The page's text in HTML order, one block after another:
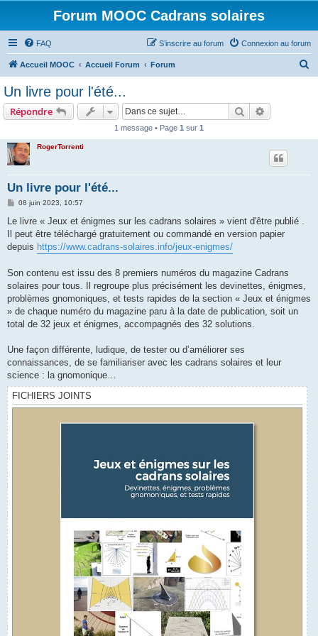
Forum MOOC Cadrans solaires
FAQ Connexion au forum
S’inscrire au forum
Accueil MOOC Accueil Forum Forum
Un livre pour l'été...
Répondre Rechercher
1 message • Page 1 sur 1
RogerTorrenti
Un livre pour l'été...
M
s
a
g
e
08 juin 2023, 10:57
Le livre « Jeux et énigmes sur les cadrans solaires » vient d'être publié .
Il peut être téléchargé gratuitement ou commandé en version papier
depuis https://www.cadrans-solaires.info/jeux-enigmes/
Son contenu est issu des 8 premiers numéros du magazine Cadrans
solaires pour tous. Il regroupe plus précisément les devinettes, énigmes,
problèmes gnomoniques, et tests rapides de la section « Jeux et énigmes
» de chaque numéro du magazine paru à la date de publication, soit un
total de 32 jeux et énigmes, accompagnés des 32 solutions.
Une façon différente, ludique, de tester ou d’améliorer ses
connaissances, de se familiariser avec les cadrans solaires et leur
science : la gnomonique…
FICHIERS JOINTS